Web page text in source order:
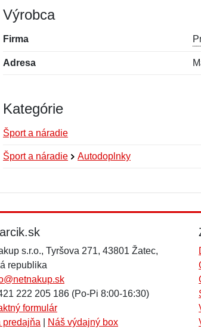
Výrobca
Firma
Adresa
Kategórie
Šport a náradie
Šport a náradie Autodoplnky
Správa*
Správa*
s.r.o., Tyršova 271, 43801 Žatec,
republika
222 205 186 (Po-Pi 8:00-16:30)
formulár
predajňa
Náš výdajný box